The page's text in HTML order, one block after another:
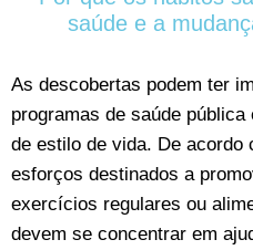
saúde e a
As descobertas podem ter
programas de saúde
de estilo de vida. De acordo
esforços destinados a
exercícios regulares ou
devem se concentrar em